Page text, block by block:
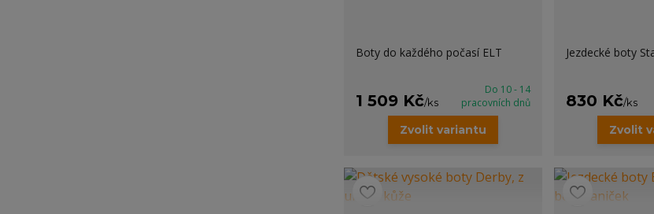
Boty do každého počasí ELT
1 509 Kč/ks
Do 10 - 14
pracovních dnů
Zvolit variantu
Jezdecké boty
830 Kč/ks
Zvolit